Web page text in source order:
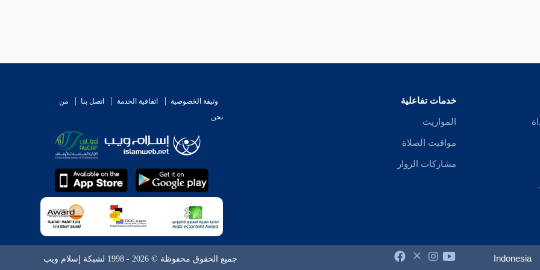
خدمات تفاعلية
المواريث
مواقيت الصلاة
مشاركات الزوار
وثيقة الخصوصية اتفاقية الخدمة اتصل بنا
من
نحن
Indonesia جميع الحقوق محفوظة © 2026 - 1998 لشبكة إسلام ويب